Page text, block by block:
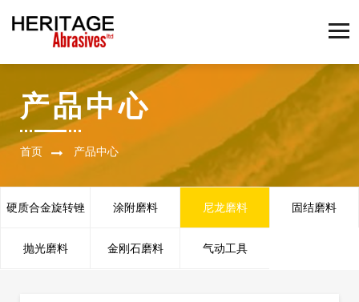
产品中心
首页 产品中心
硬质合金旋转锉 涂附磨料 尼龙磨料 固结磨料
抛光磨料 金刚石磨料 气动工具